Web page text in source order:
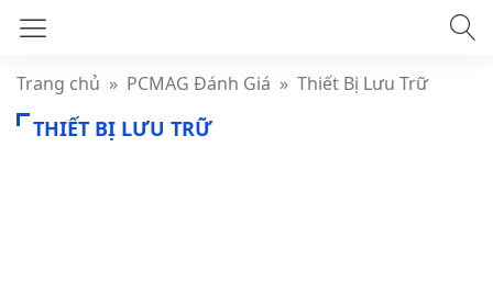
Trang chủ » PCMAG Đánh Giá » Thiết Bị Lưu Trữ
THIẾT BỊ LƯU TRỮ